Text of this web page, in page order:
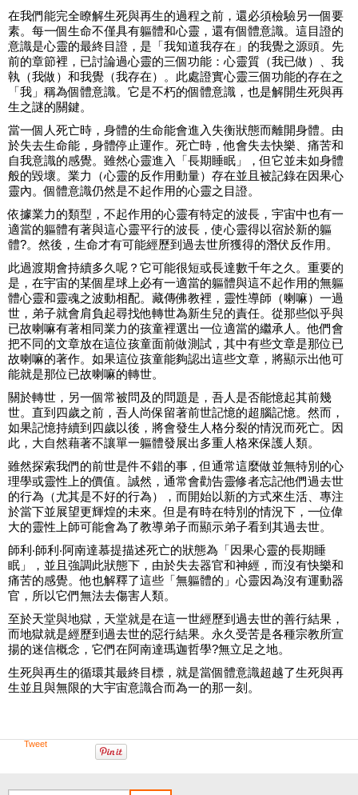
在我們能完全瞭解生死與再生的過程之前，還必須檢驗另一個要
素。每一個生命不僅具有軀體和心靈，還有個體意識。這目證的
意識是心靈的最終目證，是「我知道我存在」的我覺之源頭。先
前的章節裡，已討論過心靈的三個功能：心靈質（我已做）、我
執（我做）和我覺（我存在）。此處證實心靈三個功能的存在之
「我」稱為個體意識。它是不朽的個體意識，也是解開生死與再
生之謎的關鍵。
當一個人死亡時，身體的生命能會進入失衡狀態而離開身體。由
於失去生命能，身體停止運作。死亡時，他會失去快樂、痛苦和
自我意識的感覺。雖然心靈進入「長期睡眠」，但它並未如身體
般的毀壞。業力（心靈的反作用動量）存在並且被記錄在因果心
靈內。個體意識仍然是不起作用的心靈之目證。
依據業力的類型，不起作用的心靈有特定的波長，宇宙中也有一
適當的軀體有著與這心靈平行的波長，使心靈得以宿於新的軀
體?。然後，生命才有可能經歷到過去世所獲得的潛伏反作用。
此過渡期會持續多久呢？它可能很短或長達數千年之久。重要的
是，在宇宙的某個星球上必有一適當的軀體與這不起作用的無軀
體心靈和靈魂之波動相配。藏傳佛教裡，靈性導師（喇嘛）一過
世，弟子就會肩負起尋找他轉世為新生兒的責任。從那些似乎與
已故喇嘛有著相同業力的孩童裡選出一位適當的繼承人。他們會
把不同的文章放在這位孩童面前做測試，其中有些文章是那位已
故喇嘛的著作。如果這位孩童能夠認出這些文章，將顯示出他可
能就是那位已故喇嘛的轉世。
關於轉世，另一個常被問及的問題是，吾人是否能憶起其前幾
世。直到四歲之前，吾人尚保留著前世記憶的超腦記憶。然而，
如果記憶持續到四歲以後，將會發生人格分裂的情況而死亡。因
此，大自然藉著不讓單一軀體發展出多重人格來保護人類。
雖然探索我們的前世是件不錯的事，但通常這麼做並無特別的心
理學或靈性上的價值。誠然，通常會勸告靈修者忘記他們過去世
的行為（尤其是不好的行為），而開始以新的方式來生活、專注
於當下並展望更輝煌的未來。但是有時在特別的情況下，一位偉
大的靈性上師可能會為了教導弟子而顯示弟子看到其過去世。
師利‧師利‧阿南達慕提描述死亡的狀態為「因果心靈的長期睡
眠」，並且強調此狀態下，由於失去器官和神經，而沒有快樂和
痛苦的感覺。他也解釋了這些「無軀體的」心靈因為沒有運動器
官，所以它們無法去傷害人類。
至於天堂與地獄，天堂就是在這一世經歷到過去世的善行結果，
而地獄就是經歷到過去世的惡行結果。永久受苦是各種宗教所宣
揚的迷信概念，它們在阿南達瑪迦哲學?無立足之地。
生死與再生的循環其最終目標，就是當個體意識超越了生死與再
生並且與無限的大宇宙意識合而為一的那一刻。
Tweet